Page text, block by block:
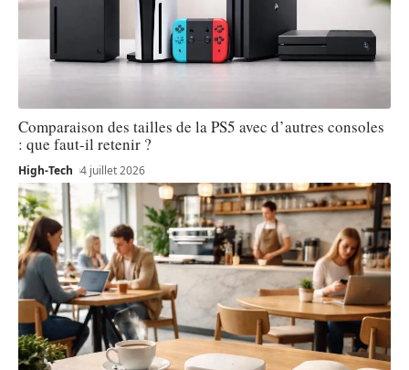
Comparaison des tailles de la PS5 avec d’autres consoles
: que faut-il retenir ?
High-Tech 4 juillet 2026